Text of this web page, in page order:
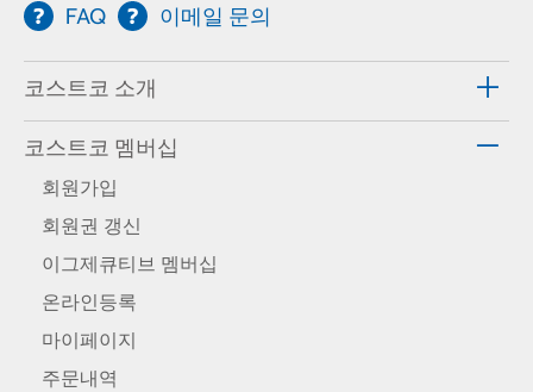
FAQ 이메일 문의
코스트코 소개
코스트코 멤버십
회원가입
회원권 갱신
이그제큐티브 멤버십
온라인등록
마이페이지
주문내역